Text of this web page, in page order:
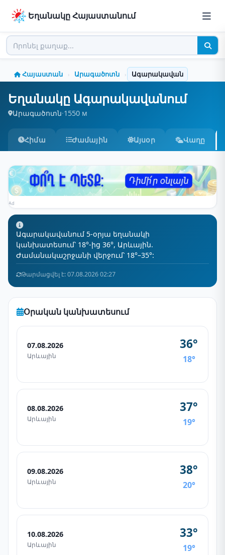
Եղանակը Հայաստանում
Հայաստան › Արագածոտն › Ագարակավան
Եղանակը Ագարակավանում
Արագածոտն·1550 м
Հիմա Ժամային Այսօր Վաղը
Ad
Ագարակավանում 5-օրյա եղանակի
կանխատեսում՝ 18°-ից 36°, Արևային.
Ժամանակաշրջանի վերջում՝ 18°–35°:
Թարմացվել է: 07.08.2026 02:27
Օրական կանխատեսում
07.08.2026
Արևային
36°
18°
08.08.2026
Արևային
37°
19°
09.08.2026
Արևային
38°
20°
10.08.2026
Արևային
33°
19°